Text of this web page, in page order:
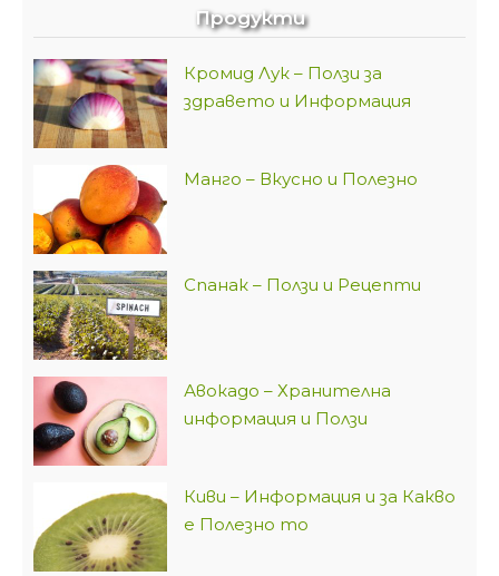
Продукти
Кромид Лук – Ползи за
здравето и Информация
Манго – Вкусно и Полезно
Спанак – Ползи и Рецепти
Авокадо – Хранителна
информация и Ползи
Киви – Информация и за Какво
е Полезно то